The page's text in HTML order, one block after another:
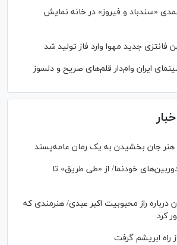
«سندباد و فیروز» در خانه نمایش
فانتزی جدید مهوا وارد فاز تولید شد
ایران وام‌دار قلم‌های صریح و دلسوز
هنر جان بخشیدن به یک رمان عامه‌پسند
خودنما/ از «طی طریق» تا
درباره راز محبوبیت اکبر عبدی/ هنرمندی که
کرد